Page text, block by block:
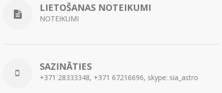
LIETOŠANAS NOTEIKUMI
NOTEIKUMI
SAZINĀTIES
+371 28333348, +371 67216696, skype: sia_astro